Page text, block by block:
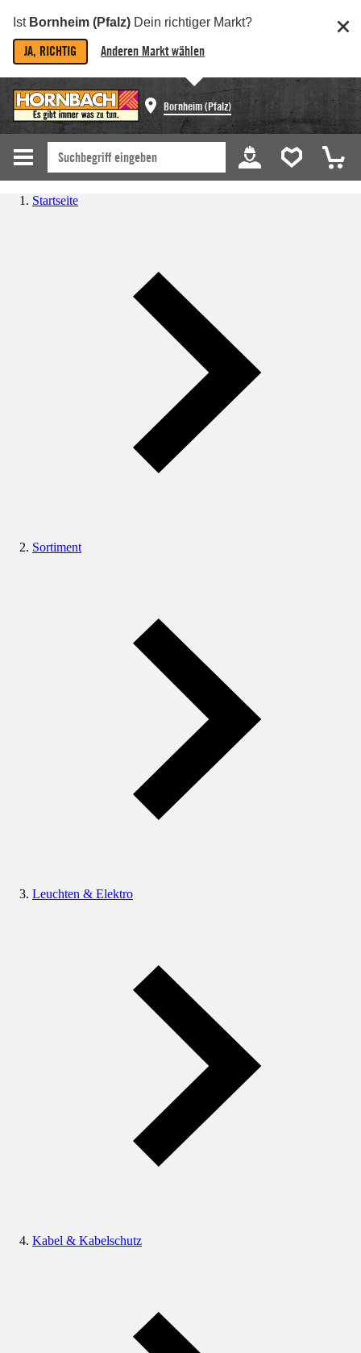
Ist Bornheim (Pfalz) Dein richtiger Markt?
JA, RICHTIG Anderen Markt wählen
Bornheim (Pfalz)
Startseite
Sortiment
Leuchten & Elektro
Kabel & Kabelschutz